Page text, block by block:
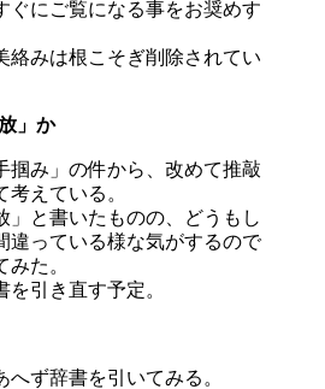
ぐにご覧になる事をお奨めす
絡みは根こそぎ削除されてい
」か
掴み」の件から、改めて推敲
考えている。
」と書いたものの、どうもし
違っている様な気がするので
みた。
引き直す予定。
へず辞書を引いてみる。